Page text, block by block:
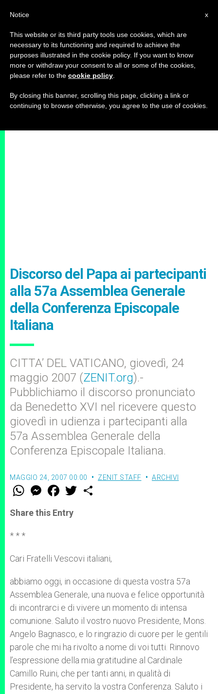
Discorso del Papa ai partecipanti
alla 57a Assemblea Generale
della Conferenza Episcopale
Italiana
CITTA’ DEL VATICANO, giovedì, 24
maggio 2007 (ZENIT.org).-
Pubblichiamo il discorso pronunciato
da Benedetto XVI nel ricevere questo
giovedì in udienza i partecipanti alla
57a Assemblea Generale della
Conferenza Episcopale Italiana.
MAGGIO 24, 2007 00:00 ZENIT STAFF ARCHIVI
W
t
s
M
e
s
e
F
a
e
b
w
Share this Entry
* * *
Cari Fratelli Vescovi italiani,
abbiamo oggi, in occasione di questa vostra 57a
Assemblea Generale, una nuova e felice opportunità
di incontrarci e di vivere un momento di intensa
comunione. Saluto il vostro nuovo Presidente, Mons.
Angelo Bagnasco, e lo ringrazio di cuore per le gentili
parole che mi ha rivolto a nome di voi tutti. Rinnovo
l’espressione della mia gratitudine al Cardinale
Camillo Ruini, che per tanti anni, in qualità di
Presidente, ha servito la vostra Conferenza. Saluto i
x
Notice
This website or its third party tools use cookies, which are
necessary to its functioning and required to achieve the
purposes illustrated in the cookie policy. If you want to know
more or withdraw your consent to all or some of the cookies,
please refer to the cookie policy
By closing this banner, scrolling this page, clicking a link or
continuing to browse otherwise, you agree to the use of cookies.